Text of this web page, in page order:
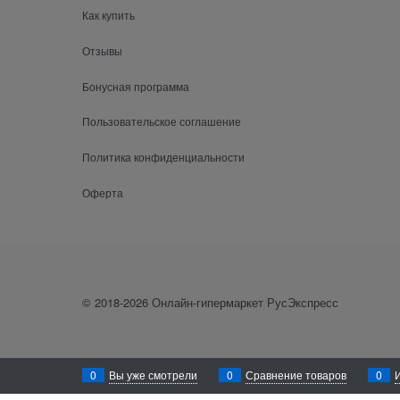
Как купить
Отзывы
Бонусная программа
Пользовательское соглашение
Политика конфиденциальности
Оферта
© 2018-2026 Онлайн-гипермаркет РусЭкспресс
0 Вы уже смотрели 0 Сравнение товаров 0